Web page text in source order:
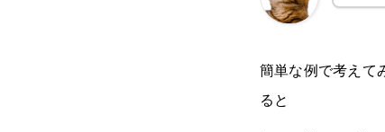
簡単な例で考えて
ると